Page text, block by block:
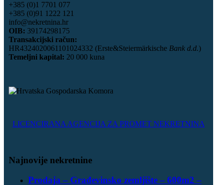
+385 (0)1 7701 077
+385 (0)91 1222 121
info@nekretnina.hr
OIB: 39174298175
Transakcijski račun:
HR4324020061101024332 (Erste&Steiermärkische Bank d.d.)
Temeljni kapital: 20 000 kuna
LICENCIRANA AGENCIJA ZA PROMET NEKRETNINA
Najnovije nekretnine
Prodaja – Građevinsko zemljište – 600m2 –